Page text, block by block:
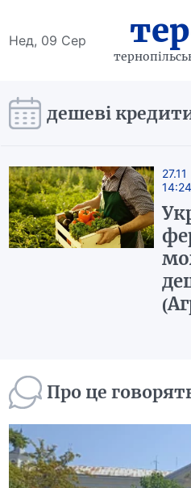
Нед, 09 Сер
дешеві
27.11
14:24
Про це